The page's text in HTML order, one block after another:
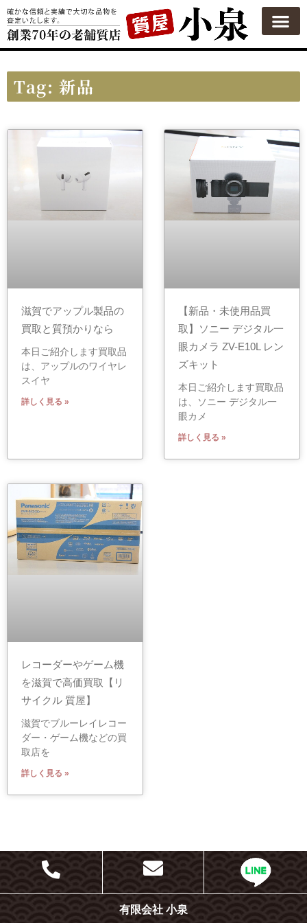
Tag: 新品
滋賀でアップル製品の
買取と質預かりなら
本日ご紹介します買取品
は、アップルのワイヤレ
スイヤ
詳しく見る »
【新品・未使用品買
取】ソニー デジタル一
眼カメラ ZV-E10L レン
ズキット
本日ご紹介します買取品
は、ソニー デジタル一
眼カメ
詳しく見る »
レコーダーやゲーム機
を滋賀で高価買取【リ
サイクル 質屋】
滋賀でブルーレイレコー
ダー・ゲーム機などの買
取店を
詳しく見る »
有限会社 小泉